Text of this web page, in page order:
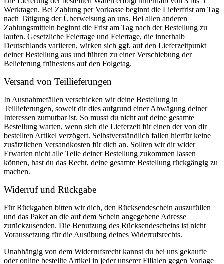
Werktagen. Bei Zahlung per Vorkasse beginnt die Lieferfrist am Tag
nach Tätigung der Überweisung an uns. Bei allen anderen
Zahlungsmitteln beginnt die Frist am Tag nach der Bestellung zu
laufen. Gesetzliche Feiertage und Feiertage, die innerhalb
Deutschlands variieren, wirken sich ggf. auf den Lieferzeitpunkt
deiner Bestellung aus und führen zu einer Verschiebung der
Belieferung frühestens auf den Folgetag.
Versand von Teillieferungen
In Ausnahmefällen verschicken wir deine Bestellung in
Teillieferungen, soweit dir dies aufgrund einer Abwägung deiner
Interessen zumutbar ist. So musst du nicht auf deine gesamte
Bestellung warten, wenn sich die Lieferzeit für einen der von dir
bestellten Artikel verzögert. Selbstverständlich fallen hierfür keine
zusätzlichen Versandkosten für dich an. Sollten wir dir wider
Erwarten nicht alle Teile deiner Bestellung zukommen lassen
können, hast du das Recht, deine gesamte Bestellung rückgängig zu
machen.
Widerruf und Rückgabe
Für Rückgaben bitten wir dich, den Rücksendeschein auszufüllen
und das Paket an die auf dem Schein angegebene Adresse
zurückzusenden. Die Benutzung des Rücksendescheins ist nicht
Voraussetzung für die Ausübung deines Widerrufsrechts.
Unabhängig von dem Widerrufsrecht kannst du bei uns gekaufte
oder online bestellte Artikel in jeder unserer Filialen gegen Vorlage